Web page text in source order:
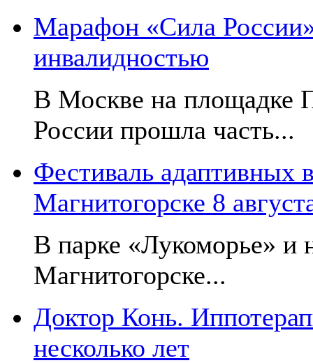
Марафон «Сила
инвалидностью
В Москве на площадке
России прошла часть...
Фестиваль адаптивных
Магнитогорске 8
В парке «Лукоморье» и
Магнитогорске...
Доктор Конь.
несколько лет